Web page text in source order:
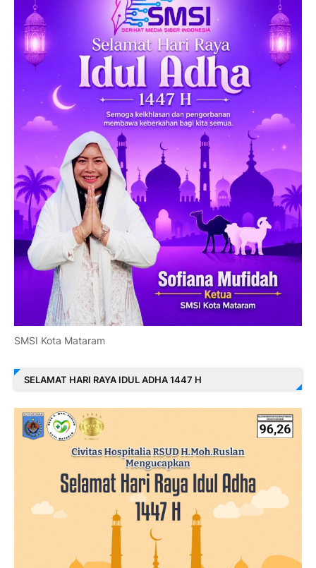
SMSI Kota Mataram
SELAMAT HARI RAYA IDUL ADHA 1447 H